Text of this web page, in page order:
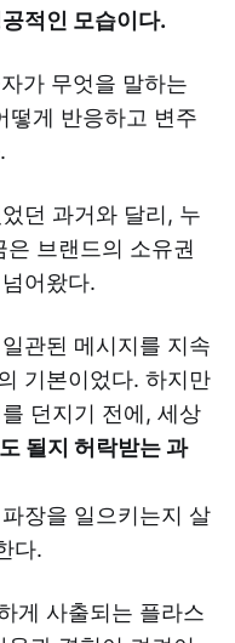
적인 모습이다.
가 무엇을 말하는
떻게 반응하고 변주
던 과거와 달리, 누
브랜드의 소유권
어왔다.
관된 메시지를 지속
기본이었다. 하지만
던지기 전에, 세상
될지 허락받는 과
장을 일으키는지 살
다.
게 사출되는 플라스